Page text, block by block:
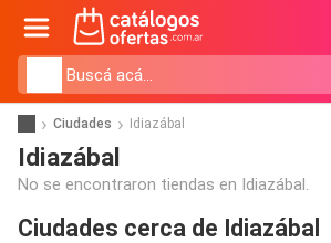
Ciudades Idiazábal
Idiazábal
No se encontraron tiendas en Idiazábal.
Ciudades cerca de Idiazábal